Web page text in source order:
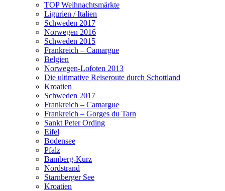
TOP Weihnachtsmärkte
Ligurien / Italien
Schweden 2017
Norwegen 2016
Schweden 2015
Frankreich – Camargue
Belgien
Norwegen-Lofoten 2013
Die ultimative Reiseroute durch Schottland
Kroatien
Schweden 2017
Frankreich – Camargue
Frankreich – Gorges du Tarn
Sankt Peter Ording
Eifel
Bodensee
Pfalz
Bamberg-Kurz
Nordstrand
Starnberger See
Kroatien